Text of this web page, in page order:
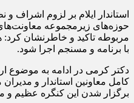
استاندار ایلام بر لزوم اشراف و
حوزه‌های زیرمجموعه
مربوطه تاکید و خاطرنشان کرد:
دکتر کرمی در ادامه به موضوع
کامل معاونین استاندار و